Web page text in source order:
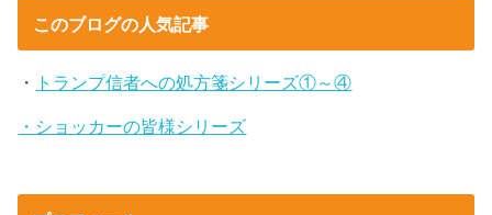
このブログの人気記事
・ トランプ信者への処方箋シリーズ①～④
・ショッカーの皆様シリーズ